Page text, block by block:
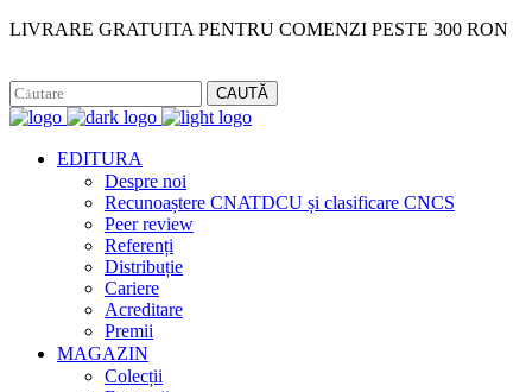
LIVRARE GRATUITA PENTRU COMENZI PESTE 300 RON
CAUTĂ
EDITURA
Despre noi
Recunoaștere CNATDCU și clasificare CNCS
Peer review
Referenți
Distribuție
Cariere
Acreditare
Premii
MAGAZIN
Colecții